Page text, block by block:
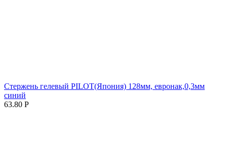
Стержень гелевый PILOT(Япония) 128мм, евронак,0,3мм
синий
63.80 Р